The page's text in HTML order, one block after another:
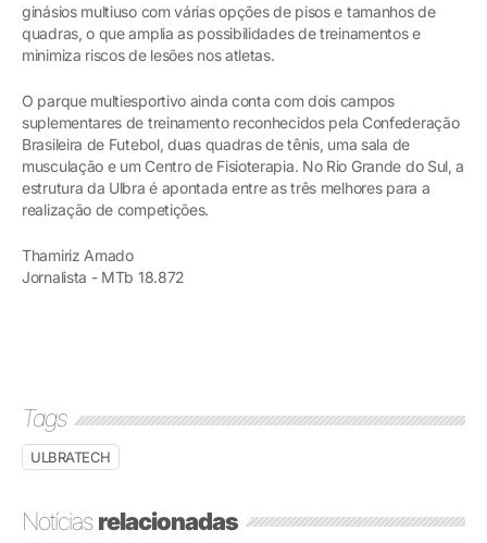
ginásios multiuso com várias opções de pisos e tamanhos de
quadras, o que amplia as possibilidades de treinamentos e
minimiza riscos de lesões nos atletas.
O parque multiesportivo ainda conta com dois campos
suplementares de treinamento reconhecidos pela Confederação
Brasileira de Futebol, duas quadras de tênis, uma sala de
musculação e um Centro de Fisioterapia. No Rio Grande do Sul, a
estrutura da Ulbra é apontada entre as três melhores para a
realização de competições.
Thamiriz Amado
Jornalista - MTb 18.872
Tags
ULBRATECH
Notíciasrelacionadas